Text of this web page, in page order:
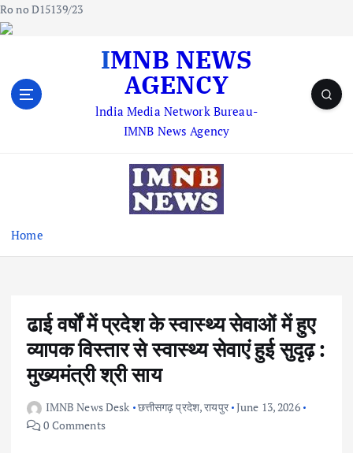
Ro no D15139/23
IMNB NEWS
AGENCY
lndia Media Network Bureau-
IMNB News Agency
Home
ढाई वर्षों में प्रदेश के स्वास्थ्य सेवाओं में हुए
व्यापक विस्तार से स्वास्थ्य सेवाएं हुई सुदृढ़ :
मुख्यमंत्री श्री साय
IMNB News Desk छत्तीसगढ़ प्रदेश,रायपुर June 13, 2026
0 Comments